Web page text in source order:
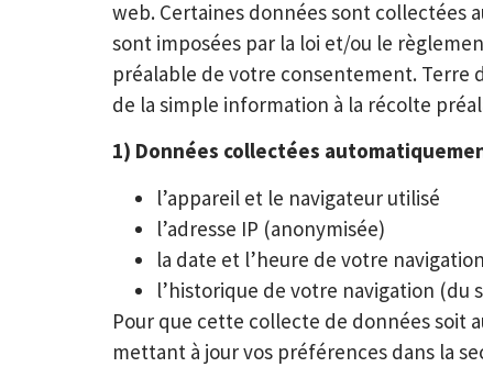
web. Certaines données sont collectées
sont imposées par la loi et/ou le
préalable de votre consentement. Terre
de la simple information à la récolte
1) Données collectées
l’appareil et le navigateur utilisé
l’adresse IP (anonymisée)
la date et l’heure de votre navigation
l’historique de votre navigation (du
Pour que cette collecte de données soit
mettant à jour vos préférences dans la